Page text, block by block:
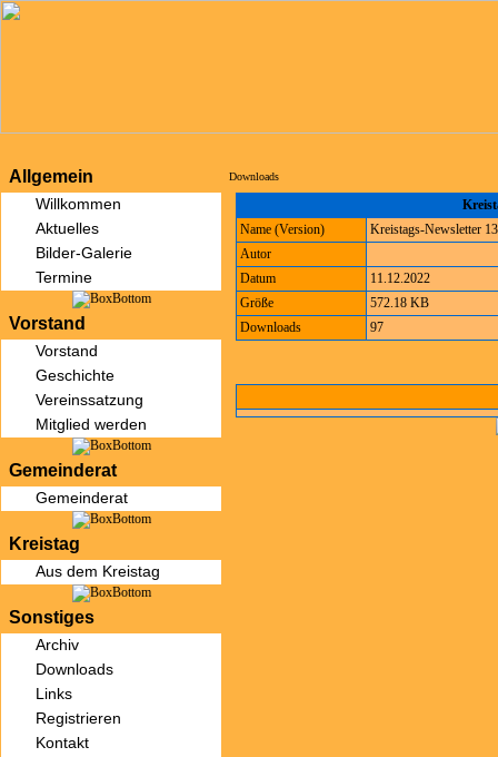
Allgemein
Willkommen
Aktuelles
Bilder-Galerie
Termine
Vorstand
Vorstand
Geschichte
Vereinssatzung
Mitglied werden
Gemeinderat
Gemeinderat
Kreistag
Aus dem Kreistag
Sonstiges
Archiv
Downloads
Links
Registrieren
Kontakt
Downloads
Name (Version)
Kreistags-Newsletter
Autor
Datum
11.12.2022
Größe
572.18 KB
Downloads
97